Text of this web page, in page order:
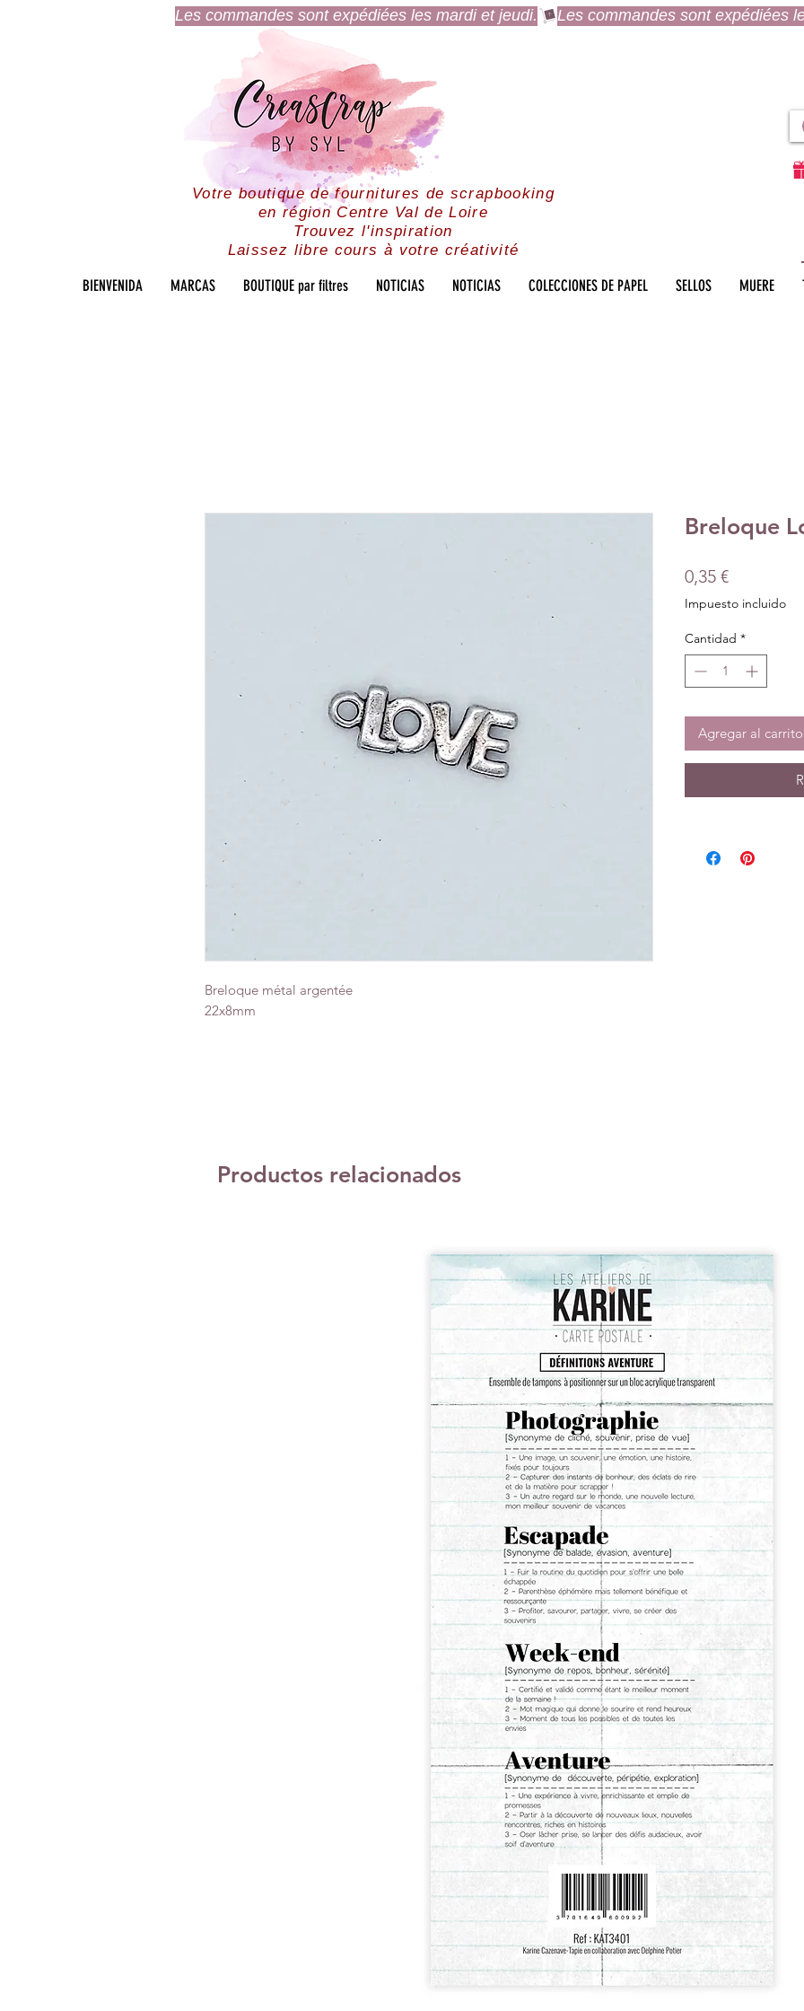
Les commandes sont expédiées les mardi et jeudi.
Votre boutique de fournitures de scrapbooking
en région Centre Val de Loire
Trouvez l'inspiration
Laissez libre cours à votre créativité
BIENVENIDA MARCAS BOUTIQUE par filtres NOTICIAS NOTICIAS COLECCIONES DE PAPEL SELLOS MUERE
Breloque métal argentée
22x8mm
Breloque
0,35 €Precio
Impuesto incluido
Cantidad *
Agregar al carrito
Productos relacionados